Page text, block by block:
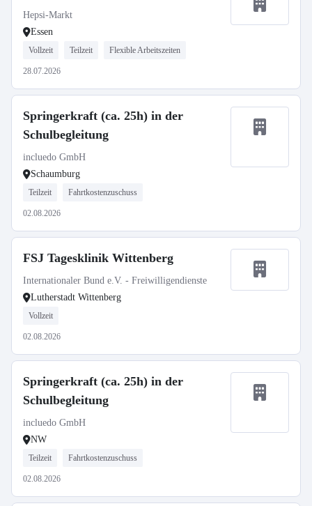
Hepsi-Markt
Essen
Vollzeit Teilzeit Flexible Arbeitszeiten
28.07.2026
Springerkraft (ca. 25h) in der
Schulbegleitung
incluedo GmbH
Schaumburg
Teilzeit Fahrtkostenzuschuss
02.08.2026
FSJ Tagesklinik Wittenberg
Internationaler Bund e.V. - Freiwilligendienste
Lutherstadt Wittenberg
Vollzeit
02.08.2026
Springerkraft (ca. 25h) in der
Schulbegleitung
incluedo GmbH
NW
Teilzeit Fahrtkostenzuschuss
02.08.2026